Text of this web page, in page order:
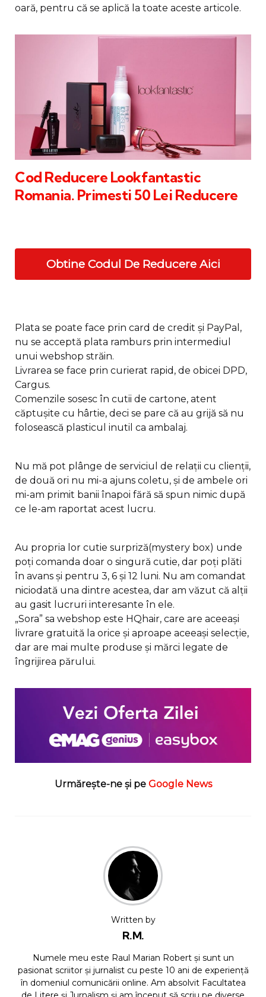
oară, pentru că se aplică la toate aceste articole.
Cod Reducere Lookfantastic
Romania. Primesti 50 Lei Reducere
Obtine Codul De Reducere Aici
Plata se poate face prin card de credit și PayPal,
nu se acceptă plata ramburs prin intermediul
unui webshop străin.
Livrarea se face prin curierat rapid, de obicei DPD,
Cargus.
Comenzile sosesc în cutii de cartone, atent
căptușite cu hârtie, deci se pare că au grijă să nu
folosească plasticul inutil ca ambalaj.
Nu mă pot plânge de serviciul de relații cu clienții,
de două ori nu mi-a ajuns coletu, și de ambele ori
mi-am primit banii înapoi fără să spun nimic după
ce le-am raportat acest lucru.
Au propria lor cutie surpriză(mystery box) unde
poți comanda doar o singură cutie, dar poți plăti
în avans și pentru 3, 6 și 12 luni. Nu am comandat
niciodată una dintre acestea, dar am văzut că alții
au gasit lucruri interesante în ele.
„Sora” sa webshop este HQhair, care are aceeași
livrare gratuită la orice și aproape aceeași selecție,
dar are mai multe produse și mărci legate de
îngrijirea părului.
Urmărește-ne și pe Google News
Written by
R.M.
Numele meu este Raul Marian Robert și sunt un
pasionat scriitor și jurnalist cu peste 10 ani de experiență
în domeniul comunicării online. Am absolvit Facultatea